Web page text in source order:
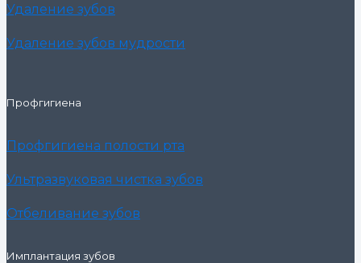
Удаление зубов
Удаление зубов мудрости
Профгигиена
Профгигиена полости рта
Ультразвуковая чистка зубов
Отбеливание зубов
Имплантация зубов